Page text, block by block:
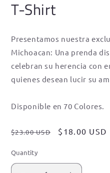
T-Shirt
Presentamos nuestra
Michoacan: Una prenda
celebran su herencia con
quienes desean lucir su
Disponible en 70 Colores.
Regular
$23.00 USD
Sale
$18.00 USD
Quantity